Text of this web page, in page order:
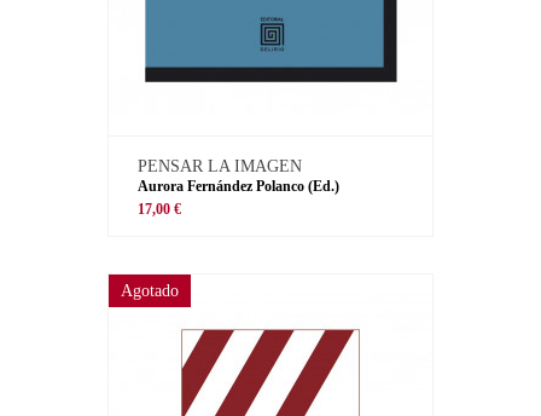
PENSAR LA IMAGEN
Aurora Fernández Polanco (Ed.)
17,00 €
Agotado